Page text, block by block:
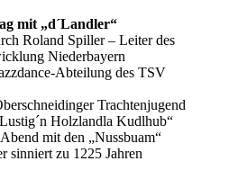
mit „d´Landler“
Roland Spiller – Leiter des
Niederbayern
Abteilung des TSV
Trachtenjugend
Holzlandla Kudlhub“
mit den „Nussbuam“
zu 1225 Jahren